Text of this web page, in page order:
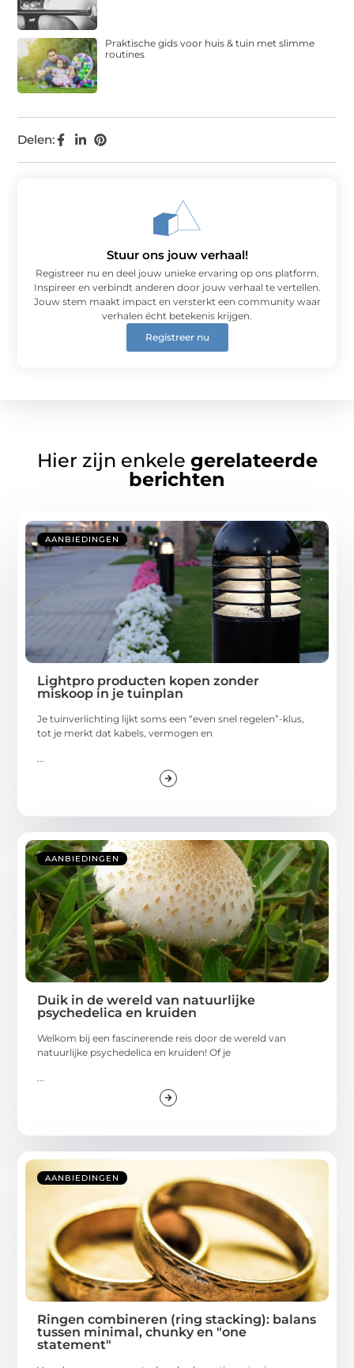
Delen:
Praktische gids voor huis & tuin met slimme
routines
Stuur ons jouw verhaal!
Registreer nu en deel jouw unieke ervaring op ons platform.
Inspireer en verbindt anderen door jouw verhaal te vertellen.
Jouw stem maakt impact en versterkt een community waar
verhalen écht betekenis krijgen.
Registreer nu
Hier zijn enkele gerelateerde
berichten
AANBIEDINGEN
Lightpro producten kopen zonder
miskoop in je tuinplan
Je tuinverlichting lijkt soms een “even snel regelen”-klus,
tot je merkt dat kabels, vermogen en
...
AANBIEDINGEN
Duik in de wereld van natuurlijke
psychedelica en kruiden
Welkom bij een fascinerende reis door de wereld van
natuurlijke psychedelica en kruiden! Of je
...
AANBIEDINGEN
Ringen combineren (ring stacking): balans
tussen minimal, chunky en "one
statement"